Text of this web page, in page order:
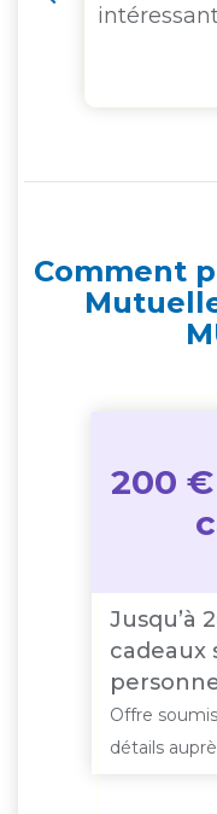
Comment
200
Jusqu’à
cadeaux
Offre
détails